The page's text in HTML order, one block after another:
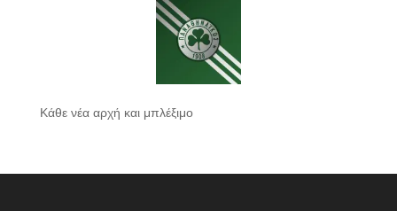
Κάθε νέα αρχή και μπλέξιμο